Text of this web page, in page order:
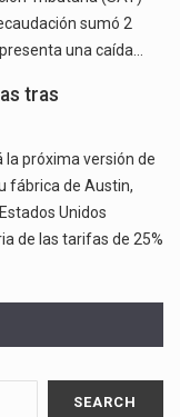
sumó 2
una caída…
tras
la próxima versión de
fábrica de Austin,
Unidos
de las tarifas de 25%